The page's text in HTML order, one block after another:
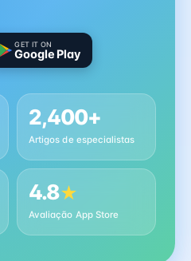
GET IT ON
Google Play
2,400+
Artigos de especialistas
4.8★
Avaliação App Store